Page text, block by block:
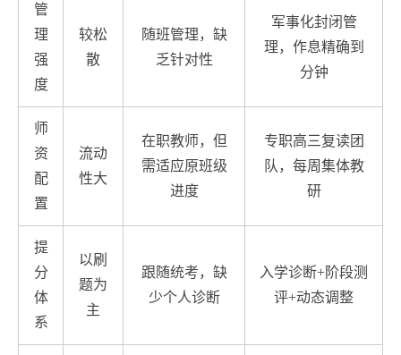
管
理
强
度
较松
散
随班管理，缺
乏针对性
军事化封闭管
理，作息精确到
分钟
师
资
配
置
流动
性大
在职教师，但
需适应原班级
进度
专职高三复读团
队，每周集体教
研
提
分
体
系
以刷
题为
主
跟随统考，缺
少个人诊断
入学诊断+阶段测
评+动态调整